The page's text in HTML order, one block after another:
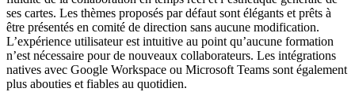
ses cartes. Les thèmes proposés par défaut sont élégants et prêts à
être présentés en comité de direction sans aucune modification.
L’expérience utilisateur est intuitive au point qu’aucune formation
n’est nécessaire pour de nouveaux collaborateurs. Les intégrations
natives avec Google Workspace ou Microsoft Teams sont également
plus abouties et fiables au quotidien.